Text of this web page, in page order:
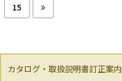
15
カタログ・取扱説明書訂正案内